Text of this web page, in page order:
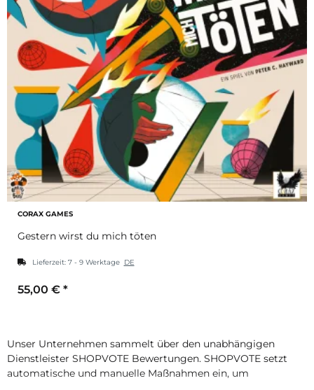
CORAX GAMES
Gestern wirst du mich töten
Lieferzeit: 7 - 9 Werktage DE
55,00 € *
Unser Unternehmen sammelt über den unabhängigen
Dienstleister SHOPVOTE Bewertungen. SHOPVOTE setzt
automatische und manuelle Maßnahmen ein, um